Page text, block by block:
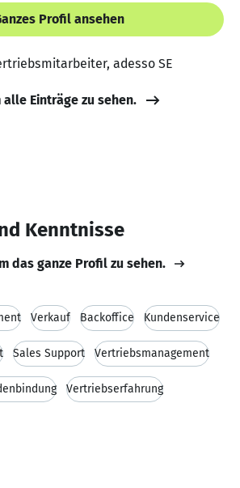
Profil ansehen
adesso SE
alle Einträge zu sehen.
Kenntnisse
das ganze Profil zu sehen.
Verkauf Backoffice Kundenservice
Sales Support Vertriebsmanagement
Vertriebserfahrung